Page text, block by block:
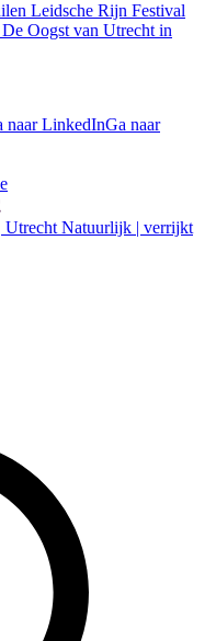
Leidsche Rijn Festival
Oogst van Utrecht in
naar LinkedInGa naar
Utrecht Natuurlijk | verrijkt